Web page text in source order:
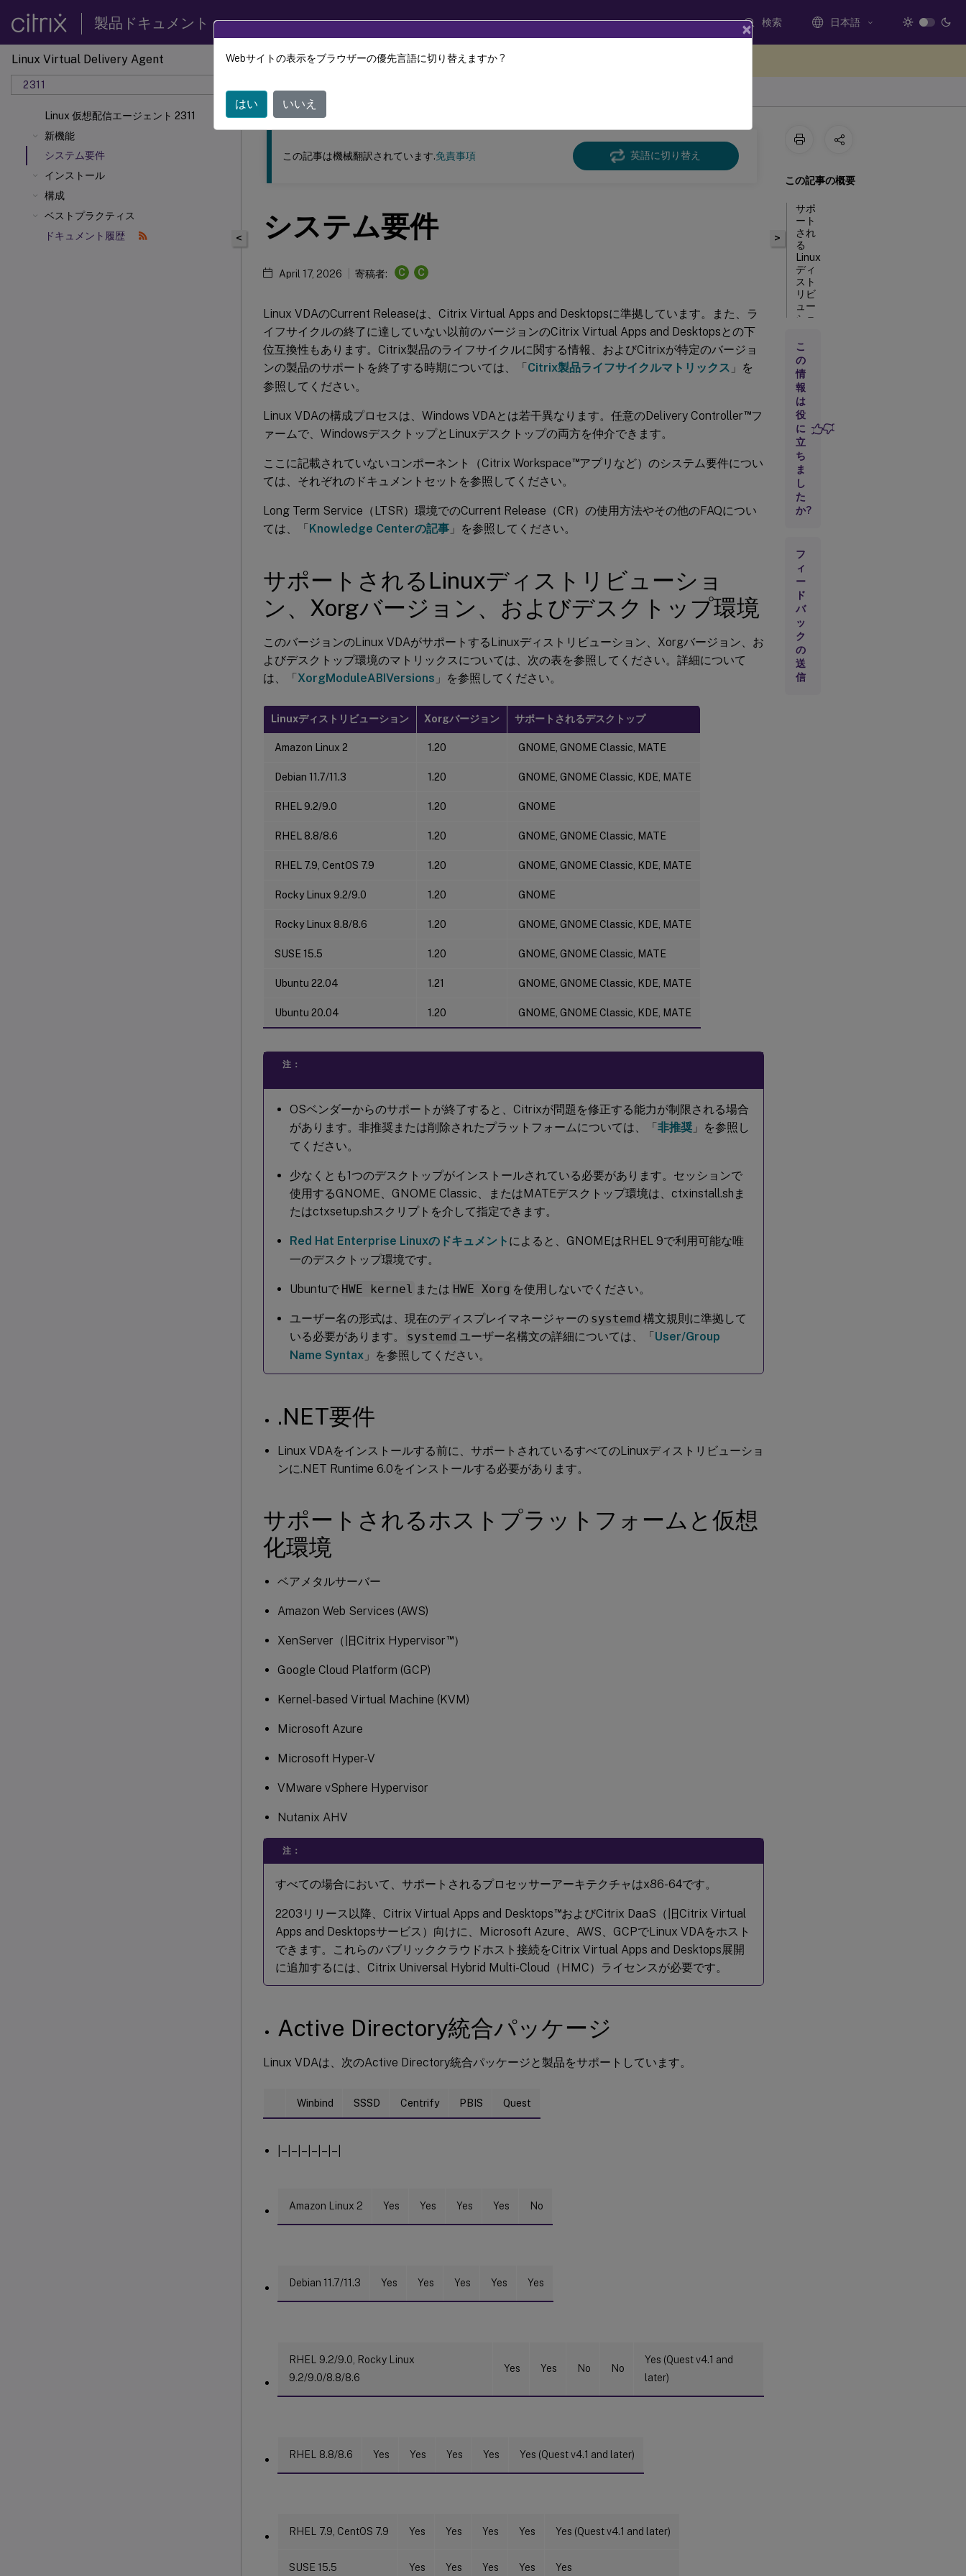
製品ドキュメント 検索 日本語
Linux Virtual Delivery Agent
2311
Linux 仮想配信エージェント 2311
新機能
システム要件
インストール
構成
ベストプラクティス
ドキュメント履歴
このコンテンツは動的に機械翻訳されています。
リナックス バーチャル デリバリー エージェント
<
この記事は機械翻訳されています.免責事項 英語に切り替え
システム要件
April 17, 2026 寄稿者: C C
Linux VDAのCurrent Releaseは、Citrix Virtual Apps and Desktopsに準拠しています。また、ラ
イフサイクルの終了に達していない以前のバージョンのCitrix Virtual Apps and Desktopsとの下
位互換性もあります。Citrix製品のライフサイクルに関する情報、およびCitrixが特定のバージョ
ンの製品のサポートを終了する時期については、「Citrix製品ライフサイクルマトリックス 」を
参照してください。
Linux VDAの構成プロセスは、Windows VDAとは若干異なります。任意のDelivery Controller™フ
ァームで、WindowsデスクトップとLinuxデスクトップの両方を仲介できます。
ここに記載されていないコンポーネント（Citrix Workspace™アプリなど）のシステム要件につい
ては、それぞれのドキュメントセットを参照してください。
Long Term Service（LTSR）環境でのCurrent Release（CR）の使用方法やその他のFAQについ
ては、「Knowledge Centerの記事 」を参照してください。
サポートされるLinuxディストリビューショ
ン、Xorgバージョン、およびデスクトップ環境
このバージョンのLinux VDAがサポートするLinuxディストリビューション、Xorgバージョン、お
よびデスクトップ環境のマトリックスについては、次の表を参照してください。詳細について
は、「XorgModuleABIVersions 」を参照してください。
Linuxディストリビューション Xorgバージョン サポートされるデスクトップ
Amazon Linux 2 1.20 GNOME, GNOME Classic, MATE
Debian 11.7/11.3 1.20 GNOME, GNOME Classic, KDE, MATE
RHEL 9.2/9.0 1.20 GNOME
RHEL 8.8/8.6 1.20 GNOME, GNOME Classic, MATE
RHEL 7.9, CentOS 7.9 1.20 GNOME, GNOME Classic, KDE, MATE
Rocky Linux 9.2/9.0 1.20 GNOME
Rocky Linux 8.8/8.6 1.20 GNOME, GNOME Classic, KDE, MATE
SUSE 15.5 1.20 GNOME, GNOME Classic, MATE
Ubuntu 22.04 1.21 GNOME, GNOME Classic, KDE, MATE
Ubuntu 20.04 1.20 GNOME, GNOME Classic, KDE, MATE
注：
OSベンダーからのサポートが終了すると、Citrixが問題を修正する能力が制限される場合
があります。非推奨または削除されたプラットフォームについては、「非推奨 」を参照し
てください。
少なくとも1つのデスクトップがインストールされている必要があります。セッションで
使用するGNOME、GNOME Classic、またはMATEデスクトップ環境は、ctxinstall.shま
たはctxsetup.shスクリプトを介して指定できます。
Red Hat Enterprise Linuxのドキュメント によると、GNOMEはRHEL 9で利用可能な唯
一のデスクトップ環境です。
Ubuntuで HWE kernel または HWE Xorg を使用しないでください。
ユーザー名の形式は、現在のディスプレイマネージャーの systemd 構文規則に準拠して
いる必要があります。
systemd ユーザー名構文の詳細については、「User/Group
Name Syntax 」を参照してください。
.NET要件
Linux VDAをインストールする前に、サポートされているすべてのLinuxディストリビューショ
ンに.NET Runtime 6.0をインストールする必要があります。
サポートされるホストプラットフォームと仮想
化環境
ベアメタルサーバー
Amazon Web Services (AWS)
XenServer（旧Citrix Hypervisor™）
Google Cloud Platform (GCP)
Kernel-based Virtual Machine (KVM)
Microsoft Azure
Microsoft Hyper-V
VMware vSphere Hypervisor
Nutanix AHV
注：
すべての場合において、サポートされるプロセッサーアーキテクチャはx86-64です。
2203リリース以降、Citrix Virtual Apps and Desktops™およびCitrix DaaS（旧Citrix Virtual
Apps and Desktopsサービス）向けに、Microsoft Azure、AWS、GCPでLinux VDAをホスト
できます。これらのパブリッククラウドホスト接続をCitrix Virtual Apps and Desktops展開
に追加するには、Citrix Universal Hybrid Multi-Cloud（HMC）ライセンスが必要です。
Active Directory統合パッケージ
Linux VDAは、次のActive Directory統合パッケージと製品をサポートしています。
Winbind SSSD Centrify PBIS Quest
|–|–|–|–|–|–|
Amazon Linux 2 Yes Yes Yes Yes No
Debian 11.7/11.3 Yes Yes Yes Yes Yes
RHEL 9.2/9.0, Rocky Linux
9.2/9.0/8.8/8.6
Yes Yes No No
Yes (Quest v4.1 and
later)
RHEL 8.8/8.6 Yes Yes Yes Yes Yes (Quest v4.1 and later)
RHEL 7.9, CentOS 7.9 Yes Yes Yes Yes Yes (Quest v4.1 and later)
SUSE 15.5 Yes Yes Yes Yes Yes
>
この記事の概要
サポ
ート
され
る
Linux
ディ
スト
リビ
ュー
ショ
Xorg
バー
ジョ
ン、
およ
びデ
スク
トッ
プ環
境
.NET
要件
ポ
ー
ト
さ
れ
る
ホ
ス
ト
プ
ラ
こ
の
情
報
は
役
に
立
ち
ま
し
た
か?
フ
ィ
ー
ド
バ
ッ
ク
の
送
信
×
Webサイトの表示をブラウザーの優先言語に切り替えますか ?
はい いいえ